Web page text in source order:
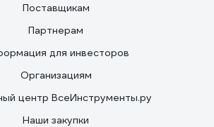
Поставщикам
Партнерам
для инвесторов
Организациям
центр ВсеИнструменты.ру
Наши закупки